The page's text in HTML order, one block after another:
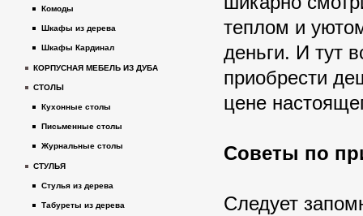
теплом и
деньги. И тут
приобрести
цене
Советы по
Следует
Комоды
Шкафы из дерева
Шкафы Кардинал
КОРПУСНАЯ МЕБЕЛЬ ИЗ ДУБА
СТОЛЫ
Кухонные столы
Письменные столы
Журнальные столы
СТУЛЬЯ
Стулья из дерева
Табуреты из дерева